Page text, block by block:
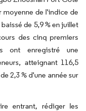
moyenne de l'indice de
de 5,9 % en juillet
des cinq premiers
ont enregistré une
atteignant 116,5
2,3 % d'une année sur
entrant, rédiger les